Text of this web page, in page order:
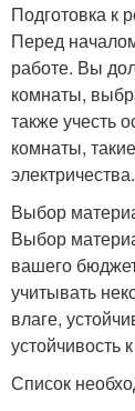
Подготовка к
Перед
работе. Вы
комнаты,
также учесть
комнаты,
электричества.
Выбор
Выбор
вашего
учитывать
влаге,
устойчивость
Список